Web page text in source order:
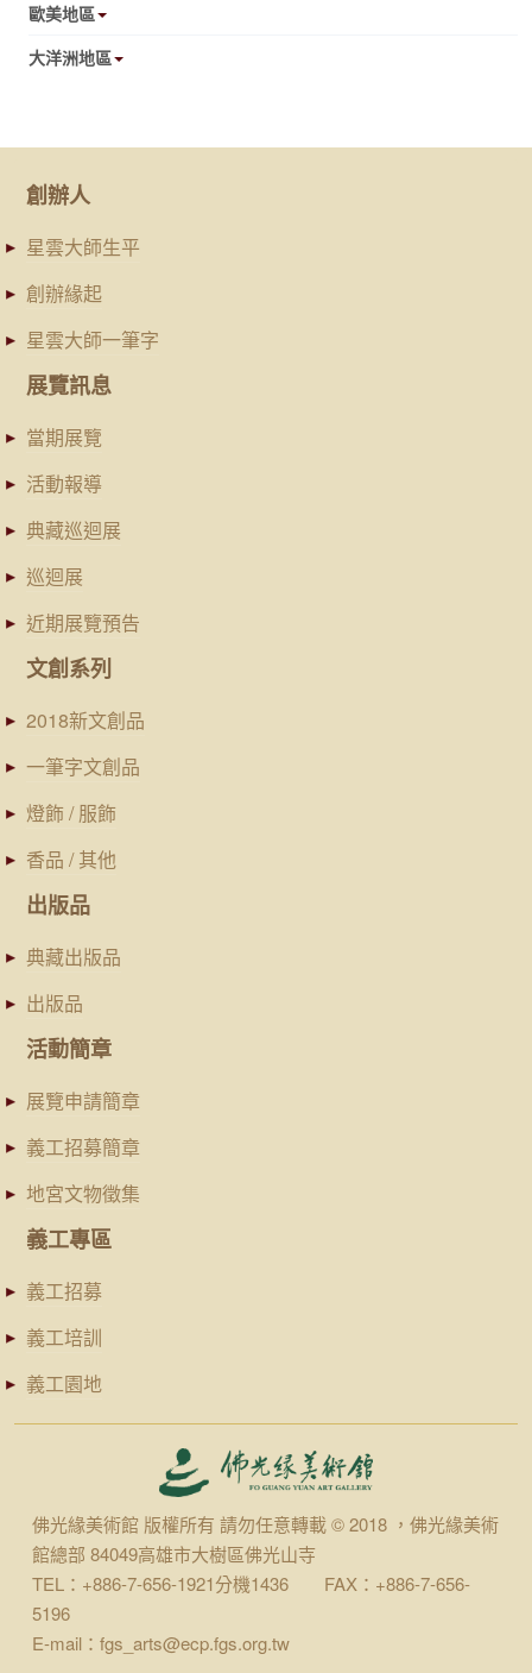
歐美地區
大洋洲地區
創辦人
星雲大師生平
創辦緣起
星雲大師一筆字
展覽訊息
當期展覽
活動報導
典藏巡迴展
巡迴展
近期展覽預告
文創系列
2018新文創品
一筆字文創品
燈飾 / 服飾
香品 / 其他
出版品
典藏出版品
出版品
活動簡章
展覽申請簡章
義工招募簡章
地宮文物徵集
義工專區
義工招募
義工培訓
義工園地
佛光緣美術館 版權所有 請勿任意轉載 © 2018 ，佛光緣美術
館總部 84049高雄市大樹區佛光山寺
TEL：+886-7-656-1921分機1436 FAX：+886-7-656-
5196
E-mail：fgs_arts@ecp.fgs.org.tw